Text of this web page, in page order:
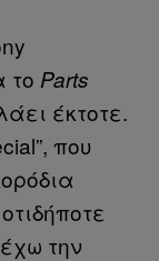
το Parts
έκτοτε.
που
την